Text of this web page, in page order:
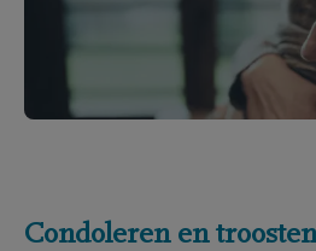
Condoleren en